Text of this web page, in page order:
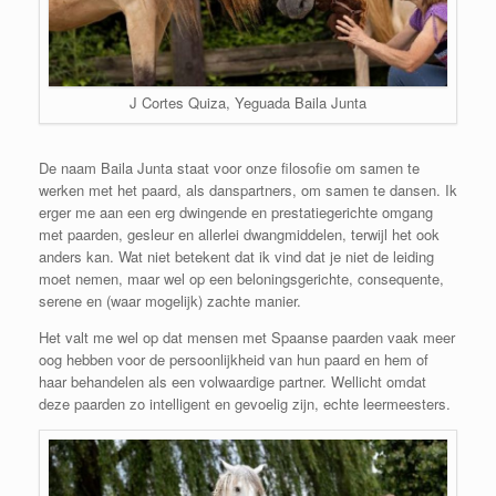
J Cortes Quiza, Yeguada Baila Junta
De naam Baila Junta staat voor onze filosofie om samen te
werken met het paard, als danspartners, om samen te dansen. Ik
erger me aan een erg dwingende en prestatiegerichte omgang
met paarden, gesleur en allerlei dwangmiddelen, terwijl het ook
anders kan. Wat niet betekent dat ik vind dat je niet de leiding
moet nemen, maar wel op een beloningsgerichte, consequente,
serene en (waar mogelijk) zachte manier.
Het valt me wel op dat mensen met Spaanse paarden vaak meer
oog hebben voor de persoonlijkheid van hun paard en hem of
haar behandelen als een volwaardige partner. Wellicht omdat
deze paarden zo intelligent en gevoelig zijn, echte leermeesters.